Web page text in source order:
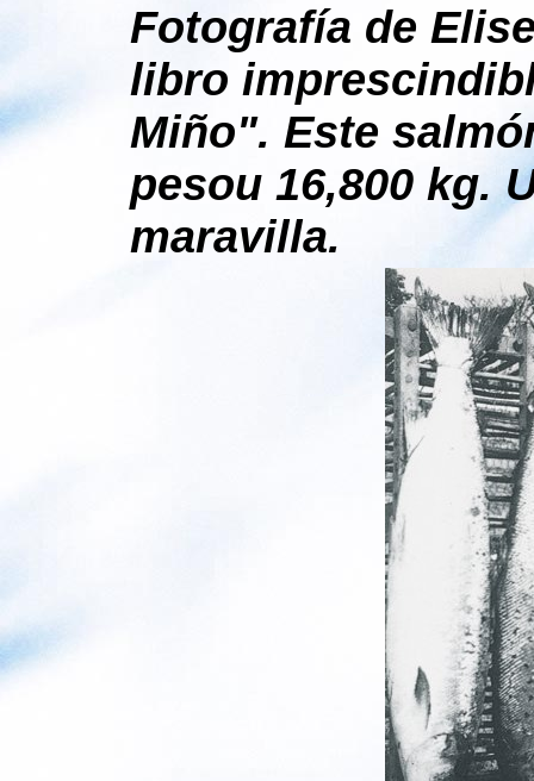
Fotografía de
libro
Miño". Este
pesou 16,800 kg.
maravilla.